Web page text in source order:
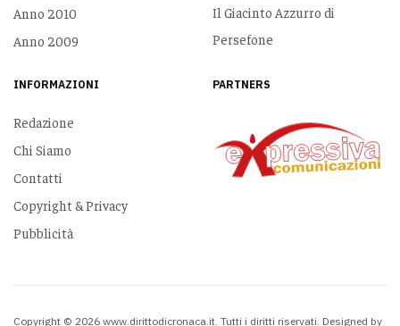
Anno 2010
Anno 2009
Il Giacinto Azzurro di
Persefone
INFORMAZIONI
Redazione
Chi Siamo
Contatti
Copyright & Privacy
Pubblicità
PARTNERS
Copyright © 2026 www.dirittodicronaca.it. Tutti i diritti riservati. Designed by